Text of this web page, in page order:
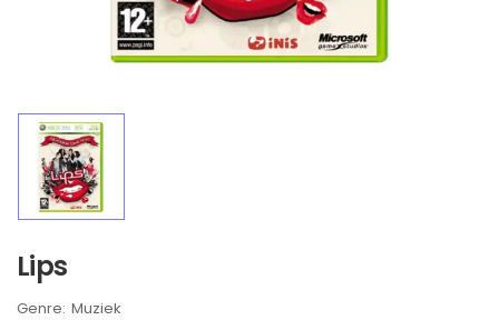
Lips
Brand:
Muziek